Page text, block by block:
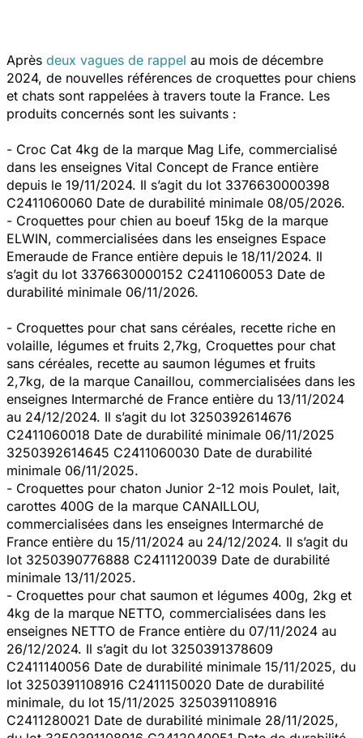
Après deux vagues de rappel au mois de décembre
2024, de nouvelles références de croquettes pour chiens
et chats sont rappelées à travers toute la France. Les
produits concernés sont les suivants :
- Croc Cat 4kg de la marque Mag Life, commercialisé
dans les enseignes Vital Concept de France entière
depuis le 19/11/2024. Il s’agit du lot 3376630000398
C2411060060 Date de durabilité minimale 08/05/2026.
- Croquettes pour chien au boeuf 15kg de la marque
ELWIN, commercialisées dans les enseignes Espace
Emeraude de France entière depuis le 18/11/2024. Il
s’agit du lot 3376630000152 C2411060053 Date de
durabilité minimale 06/11/2026.
- Croquettes pour chat sans céréales, recette riche en
volaille, légumes et fruits 2,7kg, Croquettes pour chat
sans céréales, recette au saumon légumes et fruits
2,7kg, de la marque Canaillou, commercialisées dans les
enseignes Intermarché de France entière du 13/11/2024
au 24/12/2024. Il s’agit du lot 3250392614676
C2411060018 Date de durabilité minimale 06/11/2025
3250392614645 C2411060030 Date de durabilité
minimale 06/11/2025.
- Croquettes pour chaton Junior 2-12 mois Poulet, lait,
carottes 400G de la marque CANAILLOU,
commercialisées dans les enseignes Intermarché de
France entière du 15/11/2024 au 24/12/2024. Il s’agit du
lot 3250390776888 C2411120039 Date de durabilité
minimale 13/11/2025.
- Croquettes pour chat saumon et légumes 400g, 2kg et
4kg de la marque NETTO, commercialisées dans les
enseignes NETTO de France entière du 07/11/2024 au
26/12/2024. Il s’agit du lot 3250391378609
C2411140056 Date de durabilité minimale 15/11/2025, du
lot 3250391108916 C2411150020 Date de durabilité
minimale, du lot 15/11/2025 3250391108916
C2411280021 Date de durabilité minimale 28/11/2025,